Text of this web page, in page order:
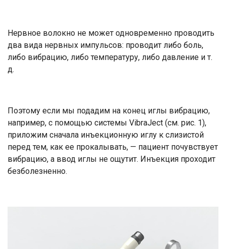
Нервное волокно не может одновременно проводить
два вида нервных импульсов: проводит либо боль,
либо вибрацию, либо температуру, либо давление и т.
д.
Поэтому если мы подадим на конец иглы вибрацию,
например, с помощью системы VibraJect (см. рис. 1),
приложим сначала инъекционную иглу к слизистой
перед тем, как ее прокалывать, — пациент почувствует
вибрацию, а ввод иглы не ощутит. Инъекция проходит
безболезненно.